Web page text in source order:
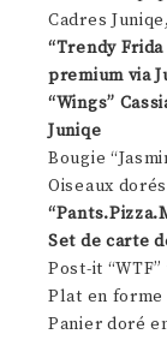
Cadres
“Trendy
premium via
“Wings”
Juniqe
Bougie
Oiseaux
Set de carte
Post-it “WTF”
Plat en
Panier doré